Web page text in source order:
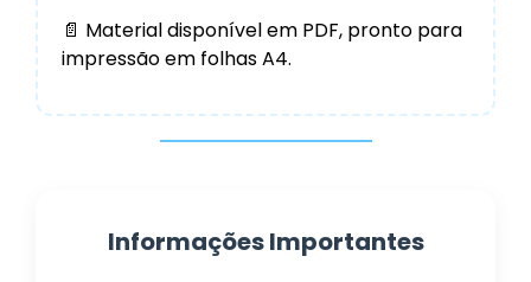
📄 Material disponível em PDF, pronto para
impressão em folhas A4.
Informações Importantes